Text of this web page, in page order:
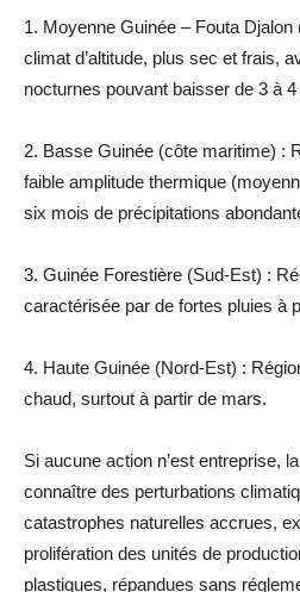
1. Moyenne Guinée – Fouta
climat d’altitude, plus sec et frais,
nocturnes pouvant baisser de 3 à
2. Basse Guinée (côte maritime) :
faible amplitude thermique
six mois de précipitations
3. Guinée Forestière (Sud-Est) :
caractérisée par de fortes pluies à
4. Haute Guinée (Nord-Est) :
chaud, surtout à partir de mars.
Si aucune action n’est entreprise,
connaître des perturbations
catastrophes naturelles accrues,
prolifération des unités de
plastiques, répandues sans